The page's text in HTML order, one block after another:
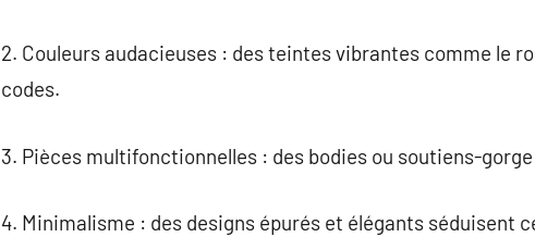
2. Couleurs audacieuses : des teintes vibrantes comme le
codes.
3. Pièces multifonctionnelles : des bodies ou soutiens-
4. Minimalisme : des designs épurés et élégants séduisent